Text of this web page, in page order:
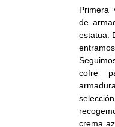
Primera
de
estatua.
cofre
crema